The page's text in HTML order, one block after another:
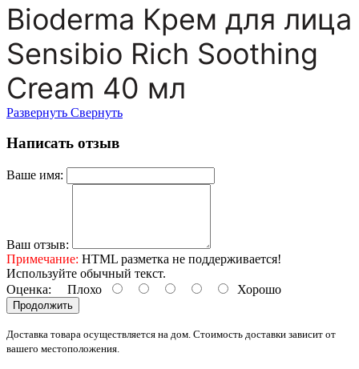
Bioderma Крем для лица
Sensibio Rich Soothing
Cream 40 мл
Развернуть Свернуть
Написать отзыв
Ваше имя:
Ваш отзыв:
Примечание: HTML разметка не поддерживается!
Используйте обычный текст.
Оценка: Плохо Хорошо
Продолжить
Доставка товара осуществляется на дом. Стоимость доставки зависит от
вашего местоположения.